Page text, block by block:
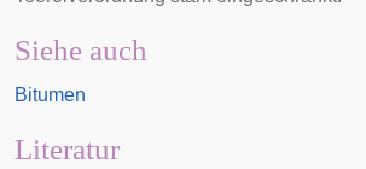
Siehe auch
Bitumen
Literatur